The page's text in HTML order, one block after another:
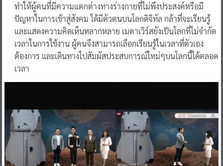
ทำให้ผู้คนที่มีความแตกต่างทางร่างกายที่ไม่พึงประสงค์หรือมี
ปัญหาในการเข้าสู่สังคม ได้มีตัวตนบนโลกดิจิทัล กล้าที่จะเรียนรู้
และแสดงความคิดเห็นหลากหลาย เมตาเวิร์สยังเป็นโลกที่ไม่จำกัด
เวลาในการใช้งาน ผู้คนจึงสามารถเลือกเรียนรู้ในเวลาที่ตัวเอง
ต้องการ และเดินทางไปสัมผัสประสบการณ์ใหม่ๆบนโลกนี้ได้ตลอด
เวลา